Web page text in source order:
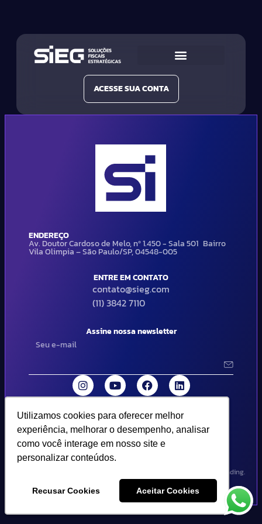
Utilizamos cookies para oferecer melhor
experiência, melhorar o desempenho, analisar
como você interage em nosso site e
personalizar conteúdos.
Recusar Cookies Aceitar Cookies
Utilizamos cookies para oferecer melhor
experiência, melhorar o desempenho, analisar
como você interage em nosso site e
personalizar conteúdos.
Recusar Cookies Aceitar Cookies
ACESSE SUA CONTA
ENDEREÇO
Av. Doutor Cardoso de Melo, nº 1.450 - Sala 501 Bairro
Vila Olimpia – São Paulo/SP, 04548-005
ENTRE EM CONTATO
contato@sieg.com
(11) 3842 7110
Assine nossa newsletter
© 2024 SIEG Soluções Fiscais Estratégicas. Todos os direitos
reservados | Termos de uso e política de privacidade..
Design por Empória Branding.